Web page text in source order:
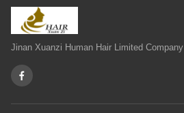
Jinan Xuanzi Human Hair Limited Company